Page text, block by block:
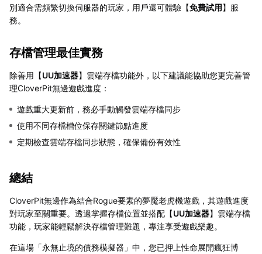
別適合需頻繁切換伺服器的玩家，用戶還可體驗【免費試用】服
務。
存檔管理最佳實務
除善用【UU加速器】雲端存檔功能外，以下建議能協助您更完善管
理CloverPit無邊遊戲進度：
遊戲重大更新前，務必手動觸發雲端存檔同步
使用不同存檔槽位保存關鍵節點進度
定期檢查雲端存檔同步狀態，確保備份有效性
總結
CloverPit無邊作為結合Rogue要素的夢魘老虎機遊戲，其遊戲進度
對玩家至關重要。透過掌握存檔位置並搭配【UU加速器】雲端存檔
功能，玩家能輕鬆解決存檔管理難題，專注享受遊戲樂趣。
在這場「永無止境的債務模擬器」中，您已押上性命展開瘋狂博